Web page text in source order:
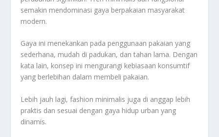
semakin mendominasi gaya berpakaian masyarakat
modern.
Gaya ini menekankan pada penggunaan pakaian yang
sederhana, mudah di padukan, dan tahan lama. Dengan
kata lain, konsep ini mengurangi kebiasaan konsumtif
yang berlebihan dalam membeli pakaian.
Lebih jauh lagi, fashion minimalis juga di anggap lebih
praktis dan sesuai dengan gaya hidup urban yang
dinamis.